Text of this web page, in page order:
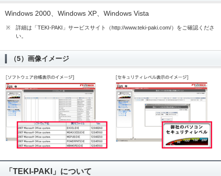
Windows 2000、Windows XP、Windows Vista
※
詳細は「TEKI-PAKI」サービスサイト（http://www.teki-paki.com/）をご確認くださ
い。
（5）画像イメージ
「TEKI-PAKI」について